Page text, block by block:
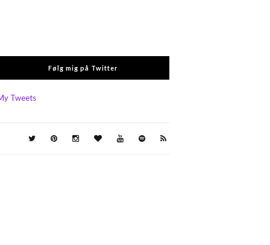
Følg mig på Twitter
Tweets